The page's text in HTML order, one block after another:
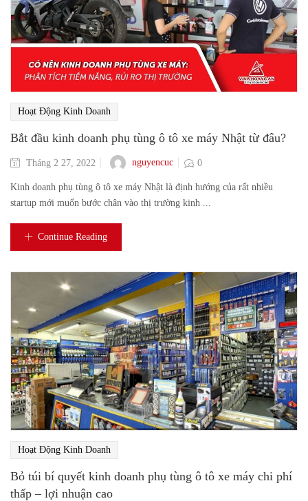
Hoạt Động Kinh Doanh
Bắt đầu kinh doanh phụ tùng ô tô xe máy Nhật từ đâu?
Tháng 2 27, 2022 nguyencuc 0
Kinh doanh phụ tùng ô tô xe máy Nhật là định hướng của rất nhiều
startup mới muốn bước chân vào thị trường kinh ...
Continue Reading
Hoạt Động Kinh Doanh
Bỏ túi bí quyết kinh doanh phụ tùng ô tô xe máy chi phí
thấp – lợi nhuận cao